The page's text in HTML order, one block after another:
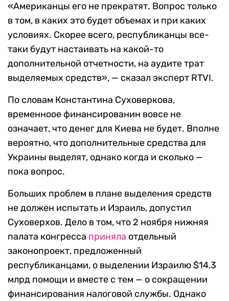
«Американцы его не прекратят. Вопрос только
в том, в каких это будет объемах и при каких
условиях. Скорее всего, республиканцы все-
таки будут настаивать на какой-то
дополнительной отчетности, на аудите трат
выделяемых средств», — сказал эксперт RTVI.
По словам Константина Суховеркова,
временноое финансированин вовсе не
означает, что денег для Киева не будет. Вполне
вероятно, что дополнительные средства для
Украины выделят, однако когда и сколько —
пока вопрос.
Больших проблем в плане выделения средств
не должен испытать и Израиль, допустил
Суховерхов. Дело в том, что 2 ноября нижняя
палата конгресса приняла отдельный
законопроект, предложенный
республиканцами, о выделении Израилю $14,3
млрд помощи и вместе с тем — о сокращении
финансирования налоговой службы. Однако